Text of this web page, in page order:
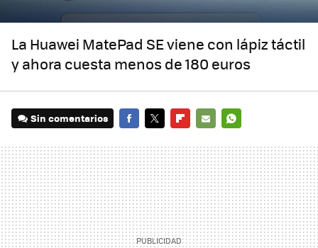
La Huawei MatePad SE viene con lápiz táctil
y ahora cuesta menos de 180 euros
Sin comentarios
MAIL